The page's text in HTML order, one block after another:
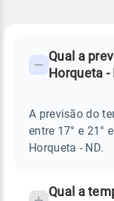
PREVISÃO
TEMPO
HORQUETA
Perguntas
sobre
chuva
Qual a
Horqueta -
A previsão do
entre 17° e 21°
Horqueta - ND.
Qual a